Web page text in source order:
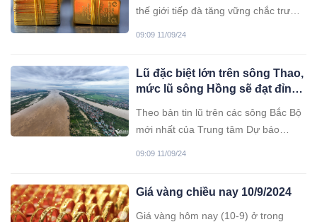
thế giới tiếp đà tăng vững chắc trước
09:09 11/09/24
Lũ đặc biệt lớn trên sông Thao,
mức lũ sông Hồng sẽ đạt đỉnh
Theo bản tin lũ trên các sông Bắc Bộ
mới nhất của Trung tâm Dự báo
sông Thao tại Yên Bái hiện vẫn trên
mức lũ lịch sử năm 1968.
09:09 11/09/24
Giá vàng chiều nay 10/9/2024
Giá vàng hôm nay (10-9) ở trong